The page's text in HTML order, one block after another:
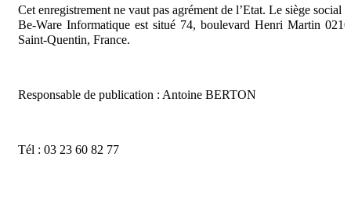
Cet enregistrement ne vaut pas agrément de l’Etat. Le siège social
Be-Ware Informatique est situé 74, boulevard Henri Martin
Saint-Quentin, France.
Responsable de publication : Antoine BERTON
Tél : 03 23 60 82 77